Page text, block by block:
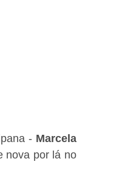
- Marcela
nova por lá no